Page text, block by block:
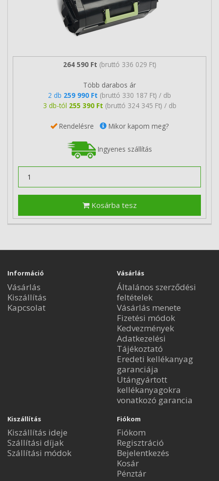
264 590 Ft (bruttó 336 029 Ft)
Több darabos ár
2 db 259 990 Ft (bruttó 330 187 Ft) / db
3 db-tól 255 390 Ft (bruttó 324 345 Ft) / db
Rendelésre Mikor kapom meg?
Ingyenes szállítás
Kosárba tesz
Információ
Vásárlás
Kiszállítás
Kapcsolat
Vásárlás
Általános szerződési
feltételek
Vásárlás menete
Fizetési módok
Kedvezmények
Adatkezelési
Tájékoztató
Eredeti kellékanyag
garanciája
Utángyártott
kellékanyagokra
vonatkozó garancia
Kiszállítás
Kiszállítás ideje
Szállítási díjak
Szállítási módok
Fiókom
Fiókom
Regisztráció
Bejelentkezés
Kosár
Pénztár